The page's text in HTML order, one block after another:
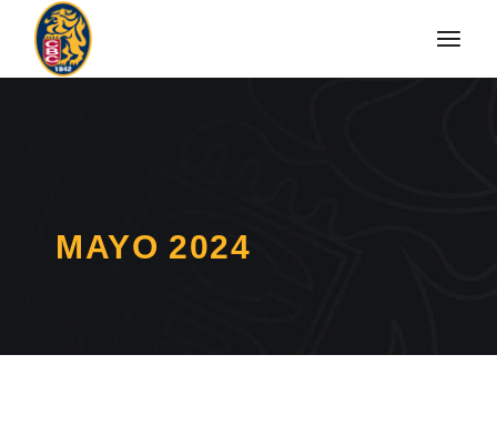
MAYO 2024